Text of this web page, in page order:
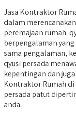
Jasa Kontraktor
dalam
peremajaan rumah.
berpengalaman
sama pengalaman,
qyusi persada
kepentingan dan
Kontraktor Rumah di
persada patut
anda.